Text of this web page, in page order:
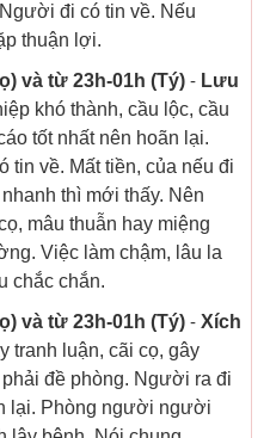
đi có tin về. Nếu
thuận lợi.
và từ 23h-01h (Tý) - Lưu
khó thành, cầu lộc, cầu
tốt nhất nên hoãn lại.
tin về. Mất tiền, của nếu đi
thì mới thấy. Nên
mâu thuẫn hay miệng
Việc làm chậm, lâu la
chắc chắn.
và từ 23h-01h (Tý) - Xích
tranh luận, cãi cọ, gây
đề phòng. Người ra đi
lại. Phòng người người